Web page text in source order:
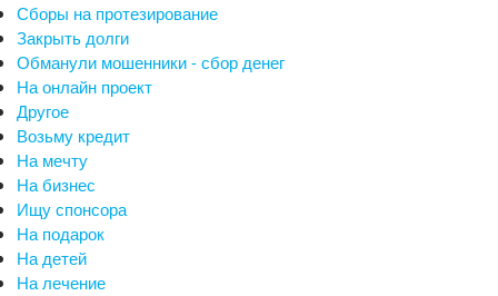
Сборы на протезирование
Закрыть долги
Обманули мошенники - сбор денег
На онлайн проект
Другое
Возьму кредит
На мечту
На бизнес
Ищу спонсора
На подарок
На детей
На лечение